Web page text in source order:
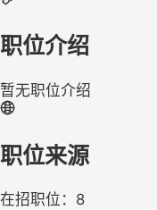
职位介绍
暂无职位介绍
职位来源
在招职位：8